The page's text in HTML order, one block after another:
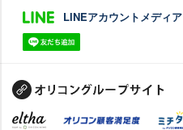
LINEアカウントメディア